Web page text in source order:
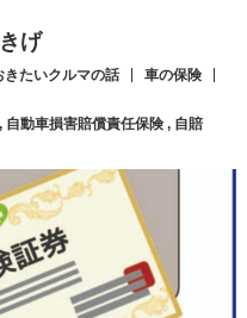
げ
きたいクルマの話 車の保険
自動車損害賠償責任保険, 自賠